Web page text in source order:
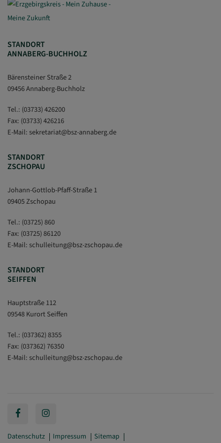
STANDORT
ANNABERG-BUCHHOLZ
Bärensteiner Straße 2
09456 Annaberg-Buchholz
Tel.: (03733) 426200
Fax: (03733) 426216
E-Mail: sekretariat@bsz-annaberg.de
STANDORT
ZSCHOPAU
Johann-Gottlob-Pfaff-Straße 1
09405 Zschopau
Tel.: (03725) 860
Fax: (03725) 86120
E-Mail: schulleitung@bsz-zschopau.de
STANDORT
SEIFFEN
Hauptstraße 112
09548 Kurort Seiffen
Tel.: (037362) 8355
Fax: (037362) 76350
E-Mail: schulleitung@bsz-zschopau.de
Datenschutz Impressum Sitemap